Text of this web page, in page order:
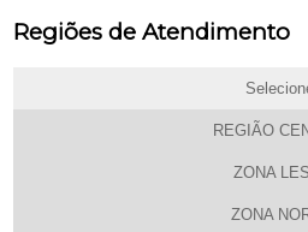
Regiões de Atendimento
REGIÃO
ZONA
ZONA